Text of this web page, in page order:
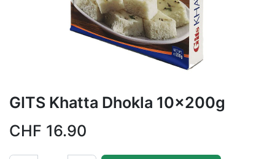
GITS Khatta Dhokla 10x200g
CHF 16.90